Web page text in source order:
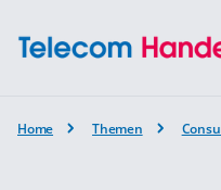
Home Themen